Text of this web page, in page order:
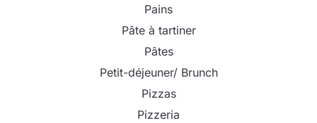
Pains
Pâte à tartiner
Pâtes
Petit-déjeuner/ Brunch
Pizzas
Pizzeria